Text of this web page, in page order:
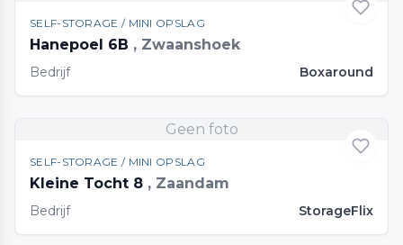
SELF-STORAGE / MINI OPSLAG
Hanepoel 6B , Zwaanshoek
Bedrijf Boxaround
Geen foto
SELF-STORAGE / MINI OPSLAG
Kleine Tocht 8 , Zaandam
Bedrijf StorageFlix